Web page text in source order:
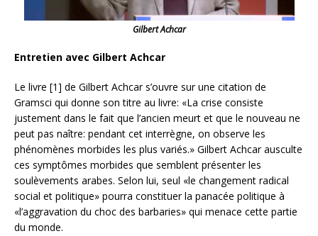
Gilbert Achcar
Entretien avec Gilbert Achcar
Le livre [1] de Gilbert Achcar s’ouvre sur une citation de
Gramsci qui donne son titre au livre: «La crise consiste
justement dans le fait que l’ancien meurt et que le nouveau ne
peut pas naître: pendant cet interrègne, on observe les
phénomènes morbides les plus variés.» Gilbert Achcar ausculte
ces symptômes morbides que semblent présenter les
soulèvements arabes. Selon lui, seul «le changement radical
social et politique» pourra constituer la panacée politique à
«l’aggravation du choc des barbaries» qui menace cette partie
du monde.